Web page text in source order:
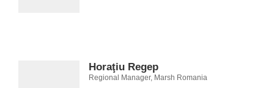
Horaţiu Regep
Regional Manager, Marsh Romania